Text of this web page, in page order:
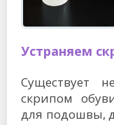
Устраняем
Существует
скрипом
для подошвы,